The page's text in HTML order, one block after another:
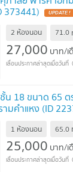
373441)
2 ห้องนอน 71.0
27,000 บาท/เ
น 18 ขนาด 65
ามคำแหง (ID
1 ห้องนอน 65.0
25,000 บาท/เ